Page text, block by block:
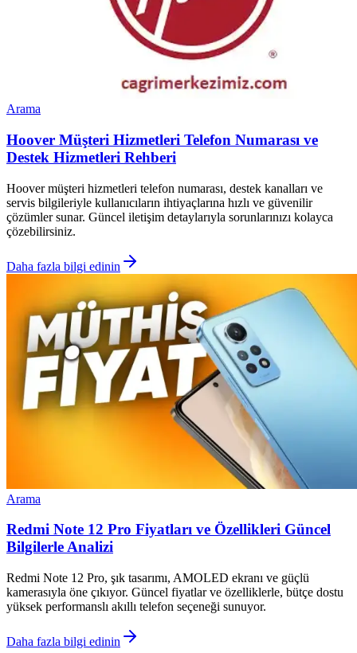
Arama
Hoover Müşteri Hizmetleri Telefon Numarası ve
Destek Hizmetleri Rehberi
Hoover müşteri hizmetleri telefon numarası, destek kanalları ve
servis bilgileriyle kullanıcıların ihtiyaçlarına hızlı ve güvenilir
çözümler sunar. Güncel iletişim detaylarıyla sorunlarınızı kolayca
çözebilirsiniz.
Daha fazla bilgi edinin
Arama
Redmi Note 12 Pro Fiyatları ve Özellikleri Güncel
Bilgilerle Analizi
Redmi Note 12 Pro, şık tasarımı, AMOLED ekranı ve güçlü
kamerasıyla öne çıkıyor. Güncel fiyatlar ve özelliklerle, bütçe dostu
yüksek performanslı akıllı telefon seçeneği sunuyor.
Daha fazla bilgi edinin